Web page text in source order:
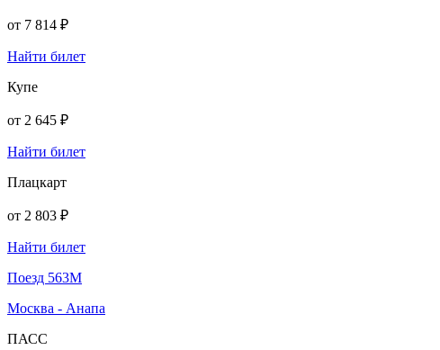
от 7 814 ₽
Найти билет
Купе
от 2 645 ₽
Найти билет
Плацкарт
от 2 803 ₽
Найти билет
Поезд 563М
Москва - Анапа
ПАСС